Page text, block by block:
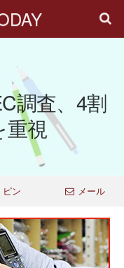
調査、4割
重視
ピン メール